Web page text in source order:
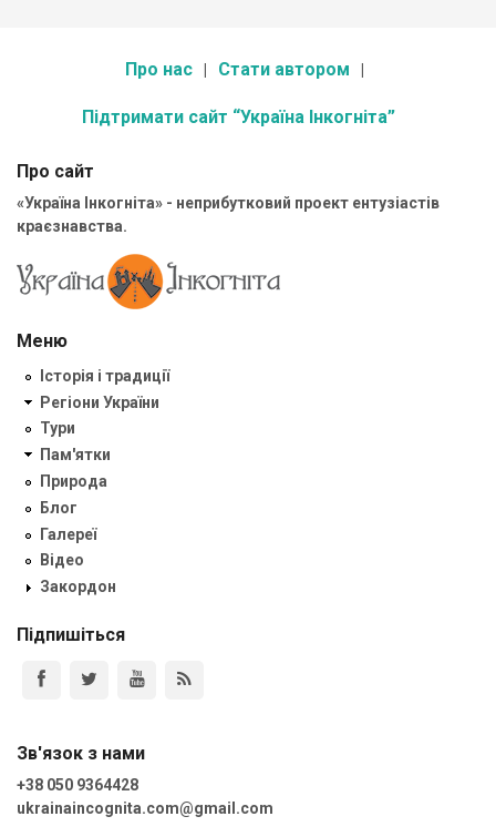
Про нас Стати автором
Підтримати сайт “Україна Інкогніта”
Про сайт
«Україна Інкогніта» - неприбутковий проект ентузіастів
краєзнавства.
Меню
Історія і традиції
Регіони України
Тури
Пам'ятки
Природа
Блог
Галереї
Відео
Закордон
Підпишіться
Зв'язок з нами
+38 050 9364428
ukrainaincognita.com@gmail.com